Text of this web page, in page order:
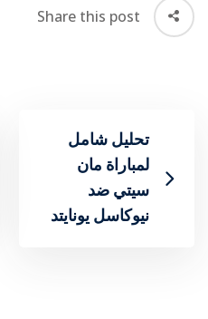
Share this post
تحليل شامل
لمباراة مان
سيتي ضد
نيوكاسل يونايتد